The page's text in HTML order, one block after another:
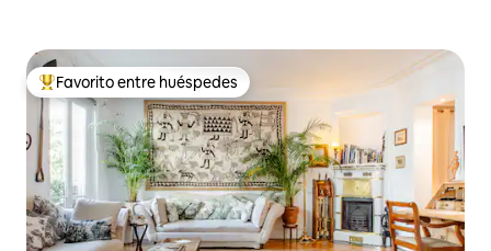
De los mejores en Favorito entre huéspedes
Favorito entre huéspedes